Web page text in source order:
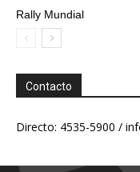
Rally Mundial
Contacto
Directo: 4535-5900 /